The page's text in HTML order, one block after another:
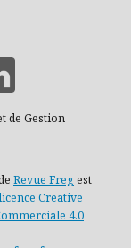
de Gestion
Revue Fregest
Creative
4.0